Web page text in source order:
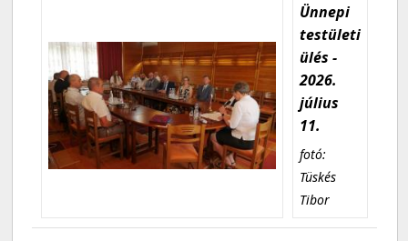
Ünnepi
testületi
ülés -
2026.
július
11.
fotó:
Tüskés
Tibor